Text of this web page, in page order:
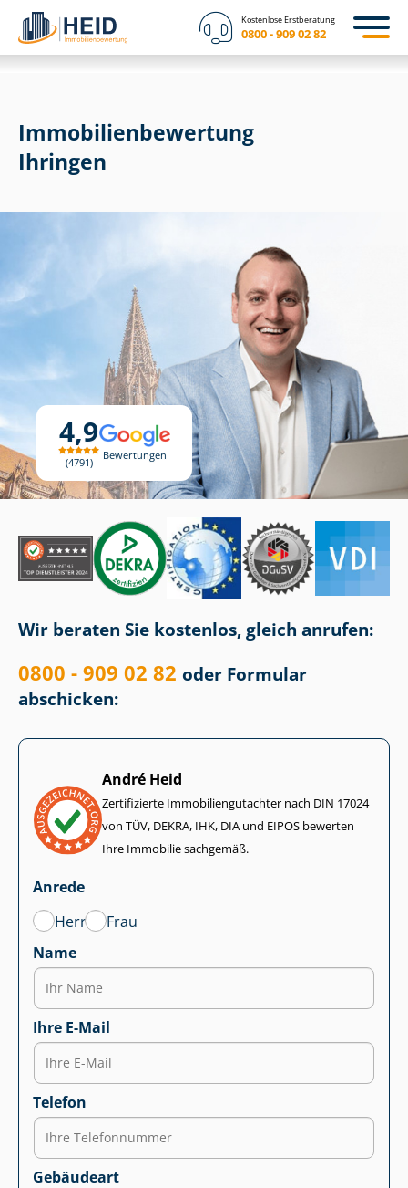
Kostenlose Erstberatung
0800 - 909 02 82
4,9
4791
Bewertungen
Immobilien­bewertung
Ihringen
Wir beraten Sie kostenlos, gleich anrufen:
0800 - 909 02 82 oder Formular
abschicken:
André Heid
Zertifizierte Im­mo­bi­li­en­gut­ach­ter nach DIN 17024
von TÜV, DEKRA, IHK, DIA und EIPOS bewerten
Ihre Immobilie sachgemäß.
Anrede
Herr
Frau
Name
Ihre E-Mail
Telefon
Gebäudeart